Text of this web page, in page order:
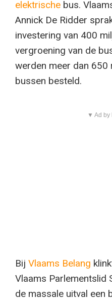
elektrische bus.
Annick De Ridder
investering van 400
vergroening van de
werden meer dan 650
bussen besteld.
▼ Ad by
Bij Vlaams Belang
Vlaams Parlementslid
de massale uitval een